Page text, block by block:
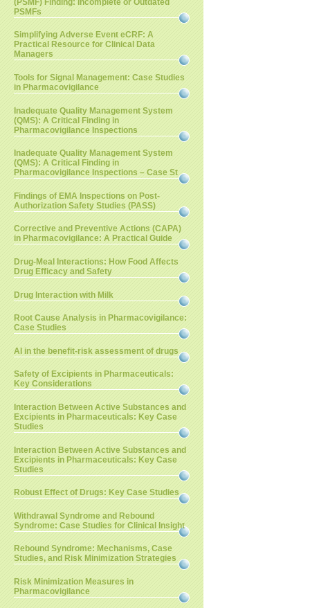
(PSMF) Finding: Incomplete or Outdated
PSMFs
Simplifying Adverse Event eCRF: A
Practical Resource for Clinical Data
Managers
Tools for Signal Management: Case Studies
in Pharmacovigilance
Inadequate Quality Management System
(QMS): A Critical Finding in
Pharmacovigilance Inspections
Inadequate Quality Management System
(QMS): A Critical Finding in
Pharmacovigilance Inspections – Case St
Findings of EMA Inspections on Post-
Authorization Safety Studies (PASS)
Corrective and Preventive Actions (CAPA)
in Pharmacovigilance: A Practical Guide
Drug-Meal Interactions: How Food Affects
Drug Efficacy and Safety
Drug Interaction with Milk
Root Cause Analysis in Pharmacovigilance:
Case Studies
AI in the benefit-risk assessment of drugs
Safety of Excipients in Pharmaceuticals:
Key Considerations
Interaction Between Active Substances and
Excipients in Pharmaceuticals: Key Case
Studies
Interaction Between Active Substances and
Excipients in Pharmaceuticals: Key Case
Studies
Robust Effect of Drugs: Key Case Studies
Withdrawal Syndrome and Rebound
Syndrome: Case Studies for Clinical Insight
Rebound Syndrome: Mechanisms, Case
Studies, and Risk Minimization Strategies
Risk Minimization Measures in
Pharmacovigilance